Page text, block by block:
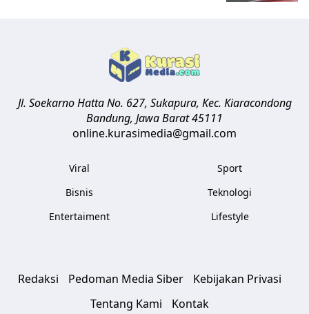
Jl. Soekarno Hatta No. 627, Sukapura, Kec. Kiaracondong
Bandung, Jawa Barat45111
online.kurasimedia@gmail.com
Viral
Bisnis
Entertaiment
Sport
Teknologi
Lifestyle
Redaksi Pedoman Media Siber
Kebijakan Privasi
Tentang Kami
Kontak